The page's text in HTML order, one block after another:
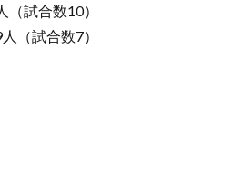
試合数10）
（試合数7）